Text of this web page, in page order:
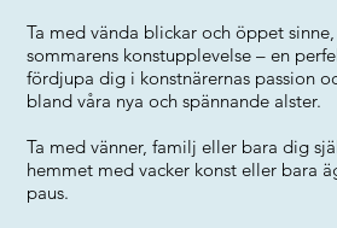
Ta med vända blickar och öppet
sommarens konstupplevelse – en
fördjupa dig i konstnärernas passion
bland våra nya och spännande alster.
Ta med vänner, familj eller bara dig
hemmet med vacker konst eller bara
paus.